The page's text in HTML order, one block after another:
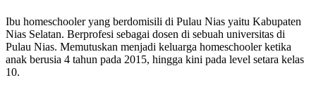
Ibu homeschooler yang berdomisili di Pulau Nias yaitu Kabupaten
Nias Selatan. Berprofesi sebagai dosen di sebuah universitas di
Pulau Nias. Memutuskan menjadi keluarga homeschooler ketika
anak berusia 4 tahun pada 2015, hingga kini pada level setara kelas
10.